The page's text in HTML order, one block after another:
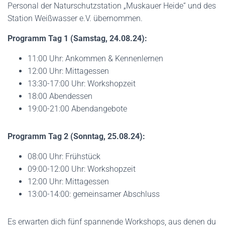
Personal der Naturschutzstation „Muskauer Heide“ und des
Station Weißwasser e.V. übernommen.
Programm Tag 1 (Samstag, 24.08.24):
11:00 Uhr: Ankommen & Kennenlernen
12:00 Uhr: Mittagessen
13:30-17:00 Uhr: Workshopzeit
18:00 Abendessen
19:00-21:00 Abendangebote
Programm Tag 2 (Sonntag, 25.08.24):
08:00 Uhr: Frühstück
09:00-12:00 Uhr: Workshopzeit
12:00 Uhr: Mittagessen
13:00-14:00: gemeinsamer Abschluss
Es erwarten dich fünf spannende Workshops, aus denen du